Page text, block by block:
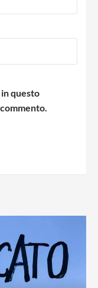
questo